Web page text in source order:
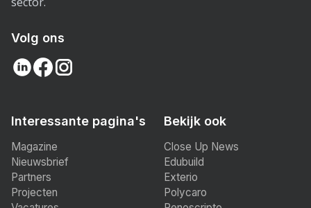
Volg ons
Interessante pagina's
Magazine
Nieuwsbrief
Partners
Projecten
Bekijk ook
Close Up News
Edubuild
Exterio
Polycaro